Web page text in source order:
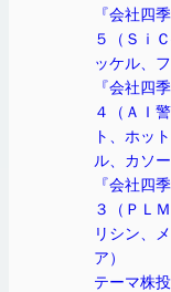
『会社四
５（Ｓｉ
ッケル、
『会社四
４（ＡＩ
ト、ホッ
ル、カソー
『会社四
３（ＰＬ
リシン、
ア）
テーマ株